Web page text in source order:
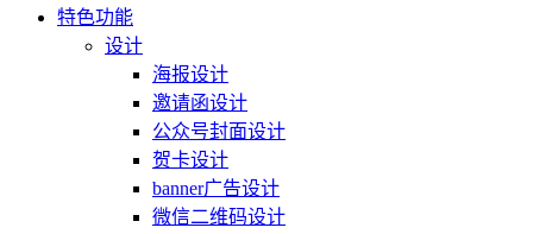
特色功能
设计
海报设计
邀请函设计
公众号封面设计
贺卡设计
banner广告设计
微信二维码设计